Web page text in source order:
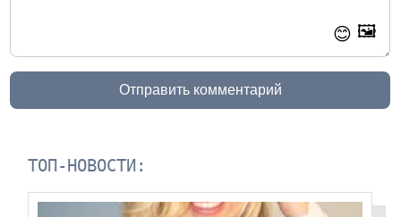
😊 🖼️
Отправить комментарий
ТОП-НОВОСТИ: